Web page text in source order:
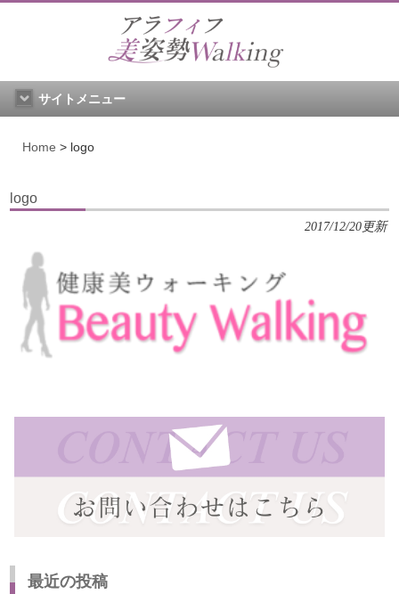
サイトメニュー
Home > logo
logo
2017/12/20更新
最近の投稿